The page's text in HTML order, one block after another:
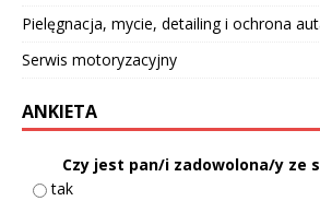
Pielęgnacja, mycie, detailing i ochrona
Serwis motoryzacyjny
ANKIETA
Czy jest pan/i zadowolona/y ze
tak